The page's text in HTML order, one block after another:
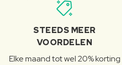
STEEDS MEER
VOORDELEN
Elke maand tot wel 20% korting